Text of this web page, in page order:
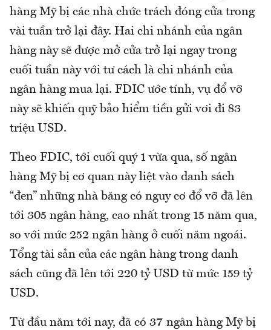
hàng Mỹ bị các nhà chức trách đóng cửa trong
vài tuần trở lại đây. Hai chi nhánh của ngân
hàng này sẽ được mở cửa trở lại ngay trong
cuối tuần này với tư cách là chi nhánh của
ngân hàng mua lại. FDIC ước tính, vụ đổ vỡ
này sẽ khiến quỹ bảo hiểm tiền gửi vơi đi 83
triệu USD.
Theo FDIC, tới cuối quý 1 vừa qua, số ngân
hàng Mỹ bị cơ quan này liệt vào danh sách
“đen” những nhà băng có nguy cơ đổ vỡ đã lên
tới 305 ngân hàng, cao nhất trong 15 năm qua,
so với mức 252 ngân hàng ở cuối năm ngoái.
Tổng tài sản của các ngân hàng trong danh
sách cũng đã lên tới 220 tỷ USD từ mức 159 tỷ
USD.
Từ đầu năm tới nay, đã có 37 ngân hàng Mỹ bị